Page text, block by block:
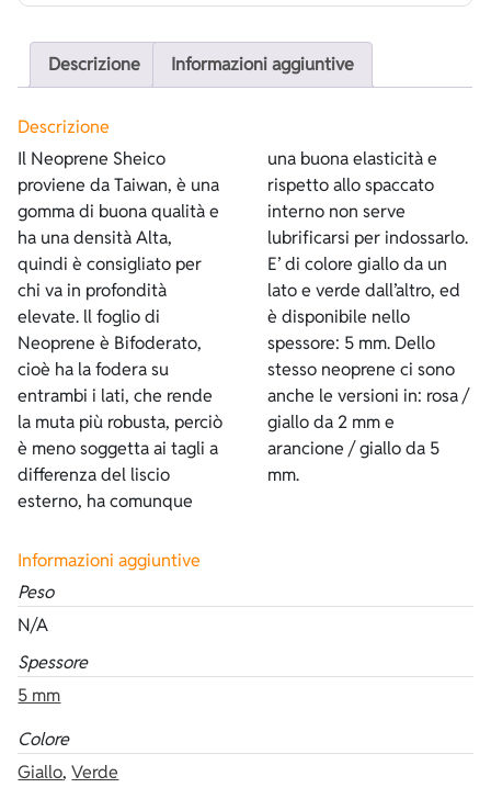
Descrizione Informazioni aggiuntive
Descrizione
Il Neoprene Sheico
proviene da Taiwan, è una
gomma di buona qualità e
ha una densità Alta,
quindi è consigliato per
chi va in profondità
elevate. ll foglio di
Neoprene è Bifoderato,
cioè ha la fodera su
entrambi i lati, che rende
la muta più robusta, perciò
è meno soggetta ai tagli a
differenza del liscio
esterno, ha comunque
una buona elasticità e
rispetto allo spaccato
interno non serve
lubrificarsi per indossarlo.
E’ di colore giallo da un
lato e verde dall’altro, ed
è disponibile nello
spessore: 5 mm. Dello
stesso neoprene ci sono
anche le versioni in: rosa /
giallo da 2 mm e
arancione / giallo da 5
mm.
Informazioni aggiuntive
Peso
N/A
Spessore
5 mm
Colore
Giallo,Verde